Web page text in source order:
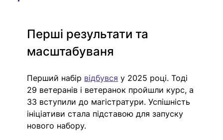
Перші результати та
масштабуваня
Перший набір відбувся у 2025 році. Тоді
29 ветеранів і ветеранок пройшли курс, а
33 вступили до магістратури. Успішність
ініціативи стала підставою для запуску
нового набору.